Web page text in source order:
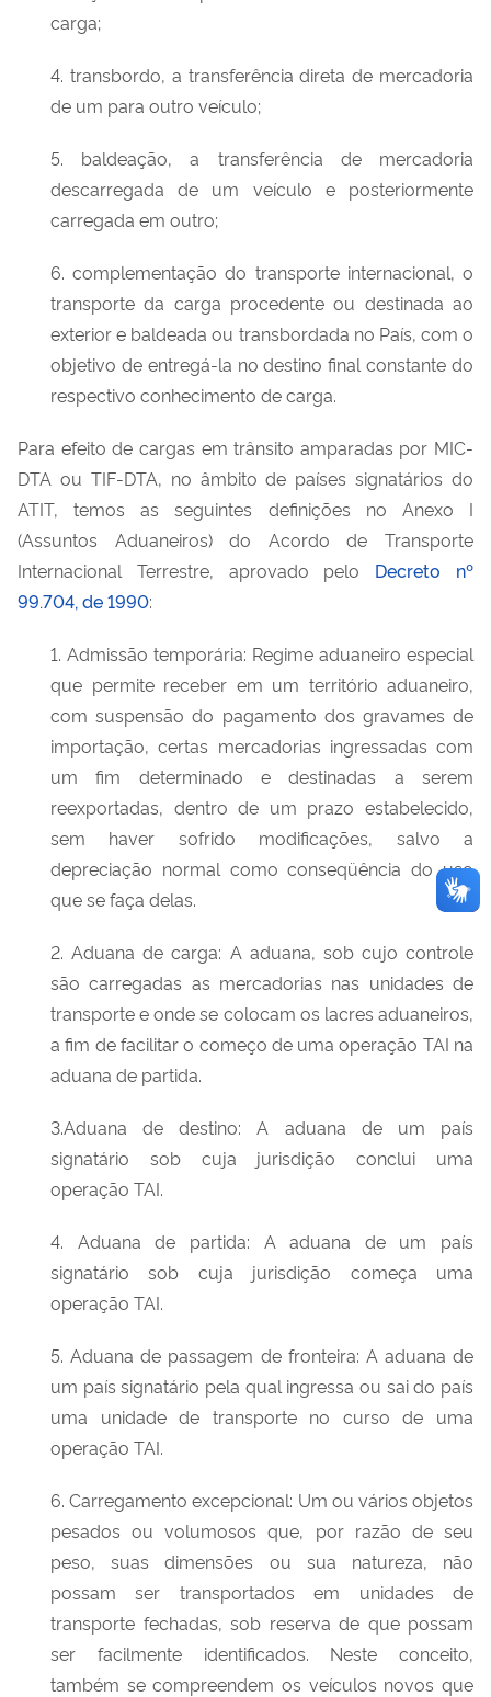
carga;
4. transbordo, a transferência direta de mercadoria
de um para outro veículo;
5. baldeação, a transferência de mercadoria
descarregada de um veículo e posteriormente
carregada em outro;
6. complementação do transporte internacional, o
transporte da carga procedente ou destinada ao
exterior e baldeada ou transbordada no País, com o
objetivo de entregá-la no destino final constante do
respectivo conhecimento de carga.
Para efeito de cargas em trânsito amparadas por MIC-
DTA ou TIF-DTA, no âmbito de países signatários do
ATIT, temos as seguintes definições no Anexo I
(Assuntos Aduaneiros) do Acordo de Transporte
Internacional Terrestre, aprovado pelo Decreto nº
99.704, de 1990:
1. Admissão temporária: Regime aduaneiro especial
que permite receber em um território aduaneiro,
com suspensão do pagamento dos gravames de
importação, certas mercadorias ingressadas com
um fim determinado e destinadas a serem
reexportadas, dentro de um prazo estabelecido,
sem haver sofrido modificações, salvo a
depreciação normal como conseqüência do uso
que se faça delas.
2. Aduana de carga: A aduana, sob cujo controle
são carregadas as mercadorias nas unidades de
transporte e onde se colocam os lacres aduaneiros,
a fim de facilitar o começo de uma operação TAI na
aduana de partida.
3.Aduana de destino: A aduana de um país
signatário sob cuja jurisdição conclui uma
operação TAI.
4. Aduana de partida: A aduana de um país
signatário sob cuja jurisdição começa uma
operação TAI.
5. Aduana de passagem de fronteira: A aduana de
um país signatário pela qual ingressa ou sai do país
uma unidade de transporte no curso de uma
operação TAI.
6. Carregamento excepcional: Um ou vários objetos
pesados ou volumosos que, por razão de seu
peso, suas dimensões ou sua natureza, não
possam ser transportados em unidades de
transporte fechadas, sob reserva de que possam
ser facilmente identificados. Neste conceito,
também se compreendem os veículos novos que